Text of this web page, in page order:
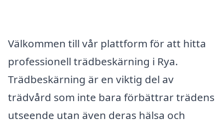
Välkommen till vår plattform för att hitta
professionell trädbeskärning i Rya.
Trädbeskärning är en viktig del av
trädvård som inte bara förbättrar trädens
utseende utan även deras hälsa och